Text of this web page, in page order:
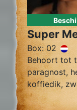
Super
Box: 02
Behoort tot
paragnost,
koffiedik,
zielsliefde,